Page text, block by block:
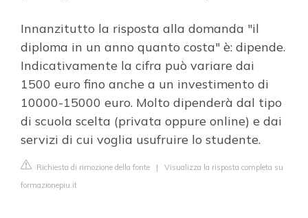
Innanzitutto la risposta alla domanda "il
diploma in un anno quanto costa" è: dipende.
Indicativamente la cifra può variare dai
1500 euro fino anche a un investimento di
10000-15000 euro. Molto dipenderà dal tipo
di scuola scelta (privata oppure online) e dai
servizi di cui voglia usufruire lo studente.
Richiesta di rimozione della fonte | Visualizza la risposta completa su
formazionepiu.it